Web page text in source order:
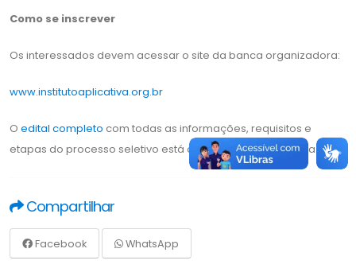
Como se inscrever
Os interessados devem acessar o site da banca organizadora:
www.institutoaplicativa.org.br
O edital completo com todas as informações, requisitos e
etapas do processo seletivo está disponível para consulta.
Compartilhar
Facebook WhatsApp